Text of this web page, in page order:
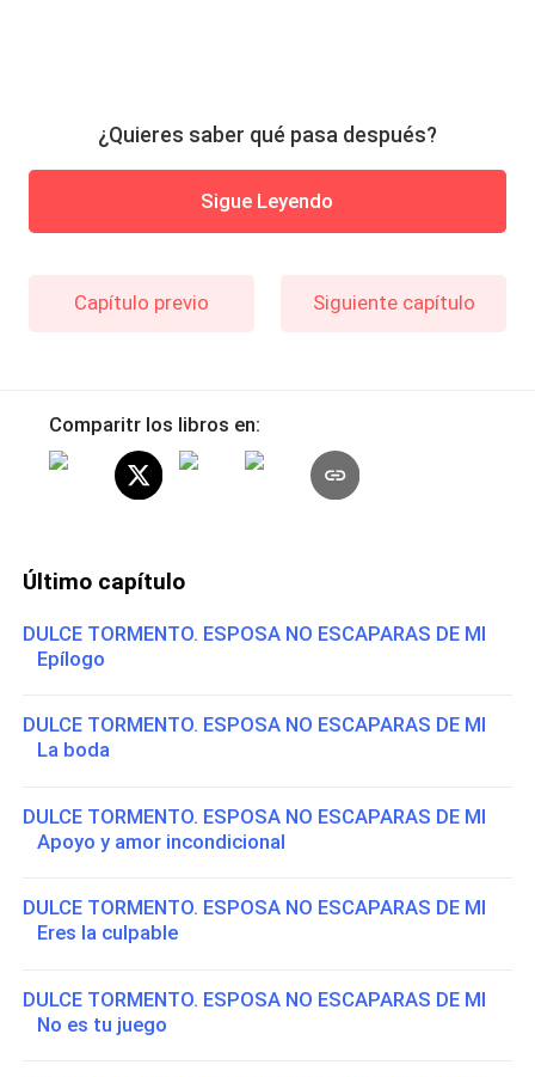
¿Quieres saber qué pasa después?
Sigue Leyendo
Capítulo previo Siguiente capítulo
Comparitr los libros en:
Último capítulo
DULCE TORMENTO. ESPOSA NO ESCAPARAS DE MI
Epílogo
DULCE TORMENTO. ESPOSA NO ESCAPARAS DE MI
La boda
DULCE TORMENTO. ESPOSA NO ESCAPARAS DE MI
Apoyo y amor incondicional
DULCE TORMENTO. ESPOSA NO ESCAPARAS DE MI
Eres la culpable
DULCE TORMENTO. ESPOSA NO ESCAPARAS DE MI
No es tu juego